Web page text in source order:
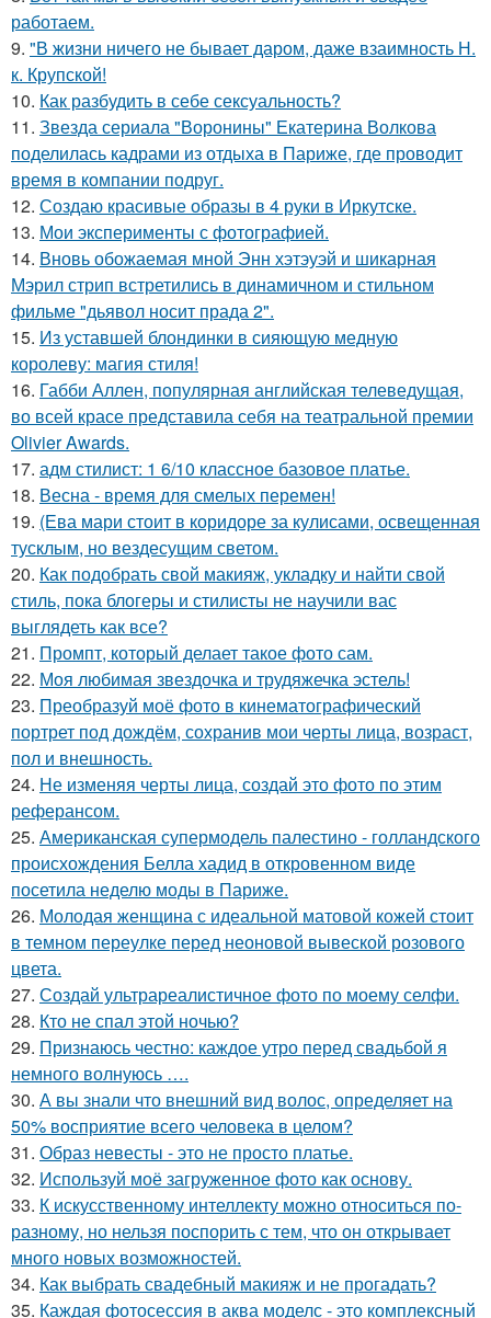
работаем.
9. "В жизни ничего не бывает даром, даже взаимность Н.
к. Крупской!
10. Как разбудить в себе сексуальность?
11. Звезда сериала "Воронины" Екатерина Волкова
поделилась кадрами из отдыха в Париже, где проводит
время в компании подруг.
12. Создаю красивые образы в 4 руки в Иркутске.
13. Мои эксперименты с фотографией.
14. Вновь обожаемая мной Энн хэтэуэй и шикарная
Мэрил стрип встретились в динамичном и стильном
фильме "дьявол носит прада 2".
15. Из уставшей блондинки в сияющую медную
королеву: магия стиля!
16. Габби Аллен, популярная английская телеведущая,
во всей красе представила себя на театральной премии
Olivier Awards.
17. адм стилист: 1 6/10 классное базовое платье.
18. Весна - время для смелых перемен!
19. (Ева мари стоит в коридоре за кулисами, освещенная
тусклым, но вездесущим светом.
20. Как подобрать свой макияж, укладку и найти свой
стиль, пока блогеры и стилисты не научили вас
выглядеть как все?
21. Промпт, который делает такое фото сам.
22. Моя любимая звездочка и трудяжечка эстель!
23. Преобразуй моё фото в кинематографический
портрет под дождём, сохранив мои черты лица, возраст,
пол и внешность.
24. Не изменяя черты лица, создай это фото по этим
реферансом.
25. Американская супермодель палестино - голландского
происхождения Белла хадид в откровенном виде
посетила неделю моды в Париже.
26. Молодая женщина с идеальной матовой кожей стоит
в темном переулке перед неоновой вывеской розового
цвета.
27. Создай ультрареалистичное фото по моему селфи.
28. Кто не спал этой ночью?
29. Признаюсь честно: каждое утро перед свадьбой я
немного волнуюсь ….
30. А вы знали что внешний вид волос, определяет на
50% восприятие всего человека в целом?
31. Образ невесты - это не просто платье.
32. Используй моё загруженное фото как основу.
33. К искусственному интеллекту можно относиться по-
разному, но нельзя поспорить с тем, что он открывает
много новых возможностей.
34. Как выбрать свадебный макияж и не прогадать?
35. Каждая фотосессия в аква моделс - это комплексный